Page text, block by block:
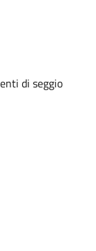
di seggio